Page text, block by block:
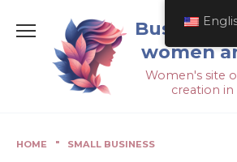
Business
women
Women's site
creation in
HOME " SMALL BUSINESS